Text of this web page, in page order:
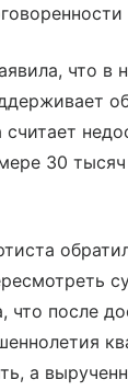
что в
30
что после
а